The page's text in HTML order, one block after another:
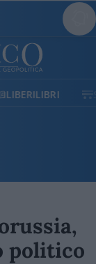
SOSTIENICI
politico